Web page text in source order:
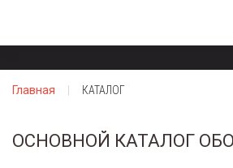
Главная КАТАЛОГ
ОСНОВНОЙ КАТАЛОГ